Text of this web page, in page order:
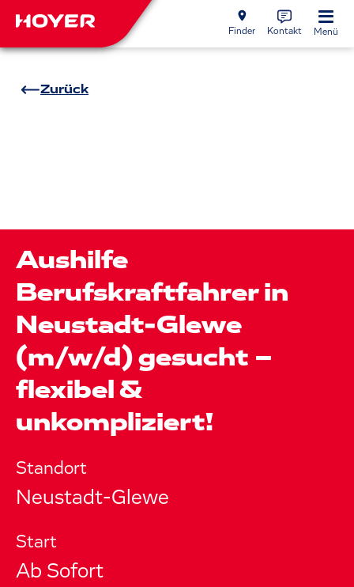
Finder Kontakt Menü
Zurück
Aushilfe
Berufskraftfahrer in
Neustadt-Glewe
(m/w/d) gesucht –
flexibel &
unkompliziert!
Standort
Neustadt-Glewe
Start
Ab Sofort